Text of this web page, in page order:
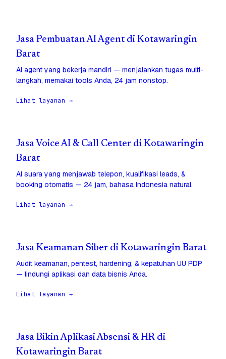
Jasa Pembuatan AI Agent di Kotawaringin
Barat
AI agent yang bekerja mandiri — menjalankan tugas multi-
langkah, memakai tools Anda, 24 jam nonstop.
Lihat layanan →
Jasa Voice AI & Call Center di Kotawaringin
Barat
AI suara yang menjawab telepon, kualifikasi leads, &
booking otomatis — 24 jam, bahasa Indonesia natural.
Lihat layanan →
Jasa Keamanan Siber di Kotawaringin Barat
Audit keamanan, pentest, hardening, & kepatuhan UU PDP
— lindungi aplikasi dan data bisnis Anda.
Lihat layanan →
Jasa Bikin Aplikasi Absensi & HR di
Kotawaringin Barat